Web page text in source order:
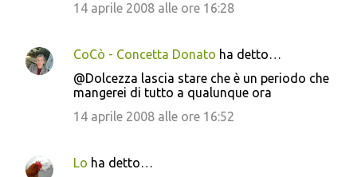
e
n
14 aprile 2008 alle ore 16:28
CoCò - Concetta Donato ha detto…
@Dolcezza lascia stare che è un periodo che
mangerei di tutto a qualunque ora
14 aprile 2008 alle ore 16:52
Lo ha detto…